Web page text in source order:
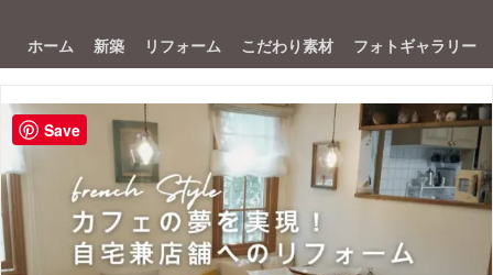
ホーム 新築 リフォーム こだわり素材 フォトギャラリー
Save